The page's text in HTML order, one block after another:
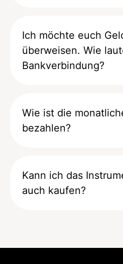
Ich möchte euch
überweisen. Wie
Bankverbindung?
Wie ist die
bezahlen?
Kann ich das
auch kaufen?